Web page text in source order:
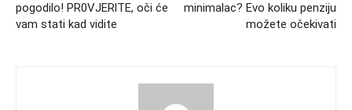
pogodilo! PR0VJERlTE, oči će
vam stati kad vidite
minimalac? Evo koliku penziju
možete očekivati